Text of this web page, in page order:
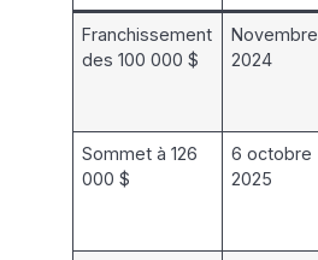
Franchissement
des 100 000 $
Novembre
2024
Sommet à 126
000 $
6 octobre
2025